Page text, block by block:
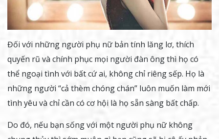
Đối với những người phụ nữ bản tính lăng lơ, thích
quyến rũ và chính phục mọi người đàn ông thì họ có
thể ngoại tình với bất cứ ai, không chỉ riêng sếp. Họ là
những người “cả thèm chóng chán” luôn muốn làm mới
tình yêu và chỉ cần có cơ hội là họ sẵn sàng bất chấp.
Do đó, nếu bạn sống với một người phụ nữ không